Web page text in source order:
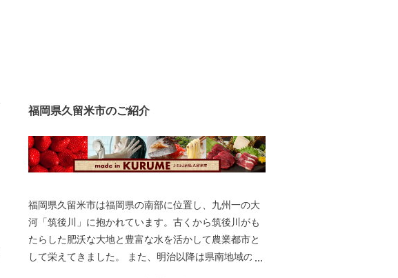
福岡県久留米市のご紹介
福岡県久留米市は福岡県の南部に位置し、九州一の大
河「筑後川」に抱かれています。古くから筑後川がも
たらした肥沃な大地と豊富な水を活かして農業都市と
して栄えてきました。 また、明治以降は県南地域の商